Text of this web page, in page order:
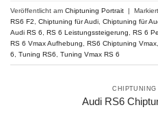
Veröffentlicht am Chiptuning Portrait | Markiert
RS6 F2
Chiptuning für Audi Chiptuning für
Audi RS 6
RS 6 Leistungssteigerung RS 6
RS 6 Vmax Aufhebung
RS6 Chiptuning Vmax
6
Tuning RS6 Tuning Vmax RS 6
CHIPTUNING
Audi RS6